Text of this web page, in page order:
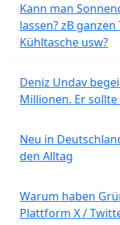
Kann man
lassen? zB
Kühltasche usw?
Deniz Undav
Millionen. Er
Neu in
den Alltag
Warum haben
Plattform X /